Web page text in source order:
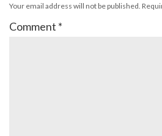
Your email address will not be published.
Comment *